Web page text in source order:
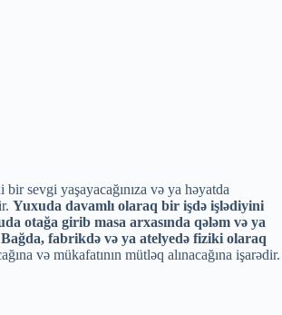
bir sevgi yaşayacağınıza və ya həyatda
Yuxuda davamlı olaraq bir işdə işlədiyini
otağa girib masa arxasında qələm və ya
Bağda, fabrikdə və ya atelyedə fiziki olaraq
və mükafatının mütləq alınacağına işarədir.